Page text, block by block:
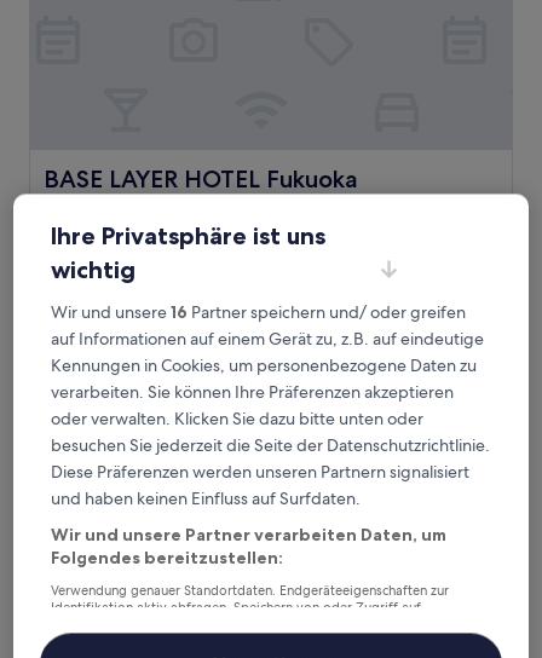
BASE LAYER HOTEL Fukuoka
BASE LAYER HOTEL Fukuoka
Sterne-
Unterkunft
Chūō, 2 km von Station Sakurazaka entfernt
9.2
10,
Wunderbar,
(23
Bewertungen)
9,2/10 Wunderbar
Preis
beträgt
56 €
56 €
26. Aug.–27. Aug.
THE KNOT FUKUOKA Tenjin
Ihre Privatsphäre ist uns
wichtig
Wir und unsere16 Partner speichern und/ oder greifen
auf Informationen auf einem Gerät zu, z.B. auf eindeutige
Kennungen in Cookies, um personenbezogene Daten zu
verarbeiten. Sie können Ihre Präferenzen akzeptieren
oder verwalten. Klicken Sie dazu bitte unten oder
besuchen Sie jederzeit die Seite der Datenschutzrichtlinie.
Diese Präferenzen werden unseren Partnern signalisiert
und haben keinen Einfluss auf Surfdaten.
Wir und unsere Partner verarbeiten Daten, um
Folgendes bereitzustellen:
Verwendung genauer Standortdaten. Endgeräteeigenschaften zur
Identifikation aktiv abfragen. Speichern von oder Zugriff auf
Inhalte, Messung von Werbeleistung und der Performance von Inhalten,